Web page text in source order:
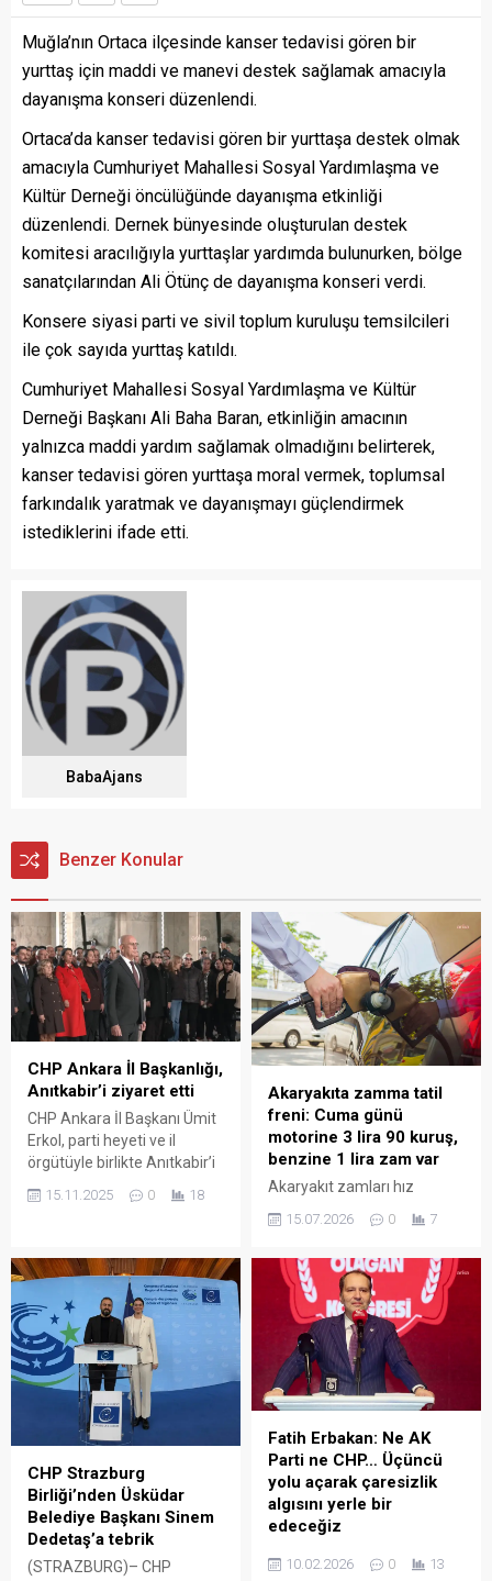
Muğla’nın Ortaca ilçesinde kanser tedavisi gören bir
yurttaş için maddi ve manevi destek sağlamak amacıyla
dayanışma konseri düzenlendi.
Ortaca’da kanser tedavisi gören bir yurttaşa destek olmak
amacıyla Cumhuriyet Mahallesi Sosyal Yardımlaşma ve
Kültür Derneği öncülüğünde dayanışma etkinliği
düzenlendi. Dernek bünyesinde oluşturulan destek
komitesi aracılığıyla yurttaşlar yardımda bulunurken, bölge
sanatçılarından Ali Ötünç de dayanışma konseri verdi.
Konsere siyasi parti ve sivil toplum kuruluşu temsilcileri
ile çok sayıda yurttaş katıldı.
Cumhuriyet Mahallesi Sosyal Yardımlaşma ve Kültür
Derneği Başkanı Ali Baha Baran, etkinliğin amacının
yalnızca maddi yardım sağlamak olmadığını belirterek,
kanser tedavisi gören yurttaşa moral vermek, toplumsal
farkındalık yaratmak ve dayanışmayı güçlendirmek
istediklerini ifade etti.
BabaAjans
Benzer Konular
CHP Ankara İl Başkanlığı,
Anıtkabir’i ziyaret etti
CHP Ankara İl Başkanı Ümit
Erkol, parti heyeti ve il
örgütüyle birlikte Anıtkabir’i
Özel Defteri’ne, “Bu
hakkını, hukukunu, laikliğini,
özgürlüğünü, barışını bir
avuç çıkar uğruna feda
ettirmeyeceğiz” diye yazdı.
CHP Ankara İl Başkanlığı, İl
Başkanı Ümit Erkol’un
öncülüğünde CHP Genel
Başkan Yardımcısı...
15.11.2025 0 18
Akaryakıta zamma tatil
freni: Cuma günü
motorine 3 lira 90 kuruş,
benzine 1 lira zam var
Akaryakıt zamları hız
yarısından geçerli motorine
lira zam gündeme geldi. Bu
tutarların, yüzde 50’si
ÖTV’den karşılanacak,
kalanı da pompa satış
fiyatlarına yansıtılacaktı. 15
Temmuz Demokrasi ve Milli
Birlik Günü’nün resmi tatil ve
piyasaların kapalı olması
nedeniyle bu gece yarısı
zam...
15.07.2026 0 7
CHP Strazburg
Birliği’nden Üsküdar
Belediye Başkanı Sinem
Dedetaş’a tebrik
(STRAZBURG)– CHP
Fatih Erbakan: Ne AK
Parti ne CHP… Üçüncü
yolu açarak çaresizlik
algısını yerle bir
edeceğiz
Yeniden Refah Partisi Genel
Başkanı Fatih Erbakan,
10.02.2026 0 13